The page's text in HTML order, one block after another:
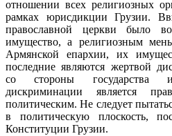
отношении всех религиозных
рамках юрисдикции Грузии.
православной церкви было
имущество, а религиозным
Армянской епархии, их
последние являются жертвой
со стороны государства
дискриминации является
политическим. Не следует
в политическую плоскость,
Конституции Грузии.